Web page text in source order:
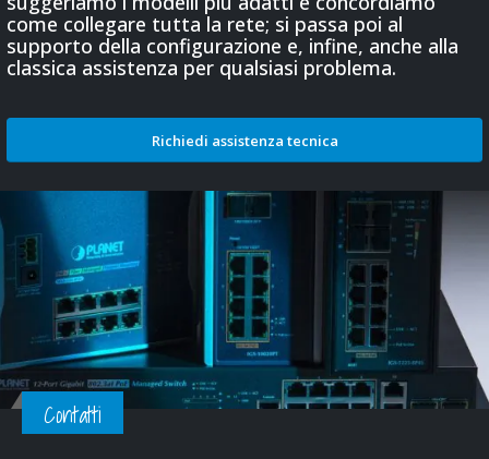
come collegare tutta la rete; si passa poi al
supporto della configurazione e, infine, anche alla
classica assistenza per qualsiasi problema.
Richiedi assistenza tecnica
Contatti